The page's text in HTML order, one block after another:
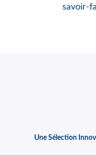
savoir-
Une Sélection